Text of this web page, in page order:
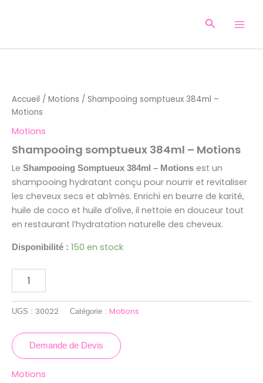
Accueil / Motions / Shampooing somptueux 384ml –
Motions
Motions
Shampooing somptueux 384ml – Motions
Le Shampooing Somptueux 384ml – Motions est un
shampooing hydratant conçu pour nourrir et revitaliser
les cheveux secs et abîmés. Enrichi en beurre de karité,
huile de coco et huile d’olive, il nettoie en douceur tout
en restaurant l’hydratation naturelle des cheveux.
Disponibilité : 150 en stock
somptueux
384ml
UGS : 30022 Catégorie : Motions
Demande de Devis
Motions